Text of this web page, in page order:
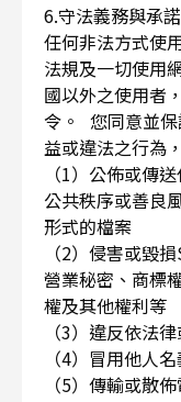
6.守法義務與承
任何非法方式使
法規及一切使用
國以外之使用者
令。 您同意並
益或違法之行為
（1）公佈或傳
公共秩序或善良
形式的檔案
（2）侵害或毀
營業秘密、商標
權及其他權利等
（3）違反依法
（4）冒用他人
（5）傳輸或散